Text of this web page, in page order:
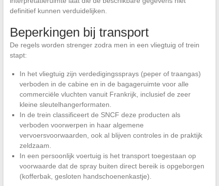
definitief kunnen verduidelijken.
Beperkingen bij transport
De regels worden strenger zodra men in een vliegtuig of trein
stapt:
In het vliegtuig zijn verdedigingssprays (peper of traangas)
verboden in de cabine en in de bagageruimte voor alle
commerciële vluchten vanuit Frankrijk, inclusief de zeer
kleine sleutelhangerformaten.
In de trein classificeert de SNCF deze producten als
verboden voorwerpen in haar algemene
vervoersvoorwaarden, ook al blijven controles in de praktijk
zeldzaam.
In een persoonlijk voertuig is het transport toegestaan op
voorwaarde dat de spray buiten direct bereik is opgeborgen
(kofferbak, gesloten handschoenenkastje).